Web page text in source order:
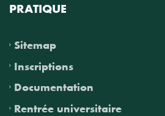
PRATIQUE
Sitemap
Inscriptions
Documentation
Rentrée universitaire